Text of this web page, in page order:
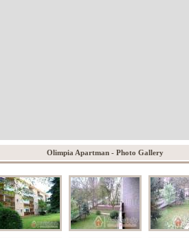
Olimpia Apartman - Photo Gallery